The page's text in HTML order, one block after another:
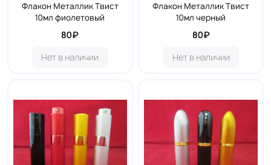
Флакон Металлик Твист
10мл фиолетовый
80₽
Нет в наличии
Флакон Металлик Твист
10мл черный
80₽
Нет в наличии